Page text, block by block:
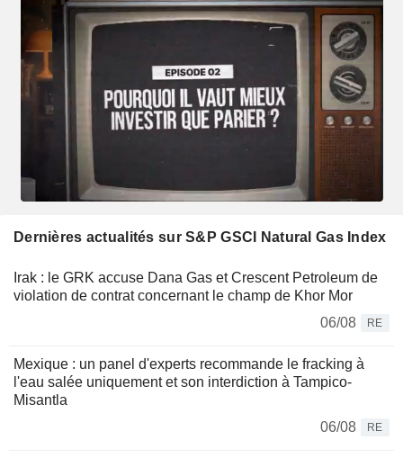
Dernières actualités sur S&P GSCI Natural Gas Index
Irak : le GRK accuse Dana Gas et Crescent Petroleum de
violation de contrat concernant le champ de Khor Mor
06/08
RE
Mexique : un panel d'experts recommande le fracking à
l'eau salée uniquement et son interdiction à Tampico-
Misantla
06/08
RE